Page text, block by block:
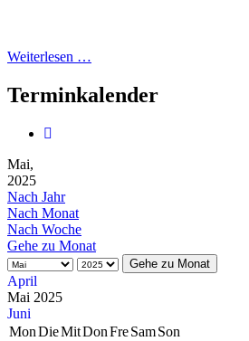
Weiterlesen …
Terminkalender
Mai,
2025
Nach Jahr
Nach Monat
Nach Woche
Gehe zu Monat
Gehe zu Monat
April
Mai 2025
Juni
MonDieMitDonFreSamSon